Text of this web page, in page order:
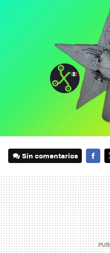
Sin comentarios